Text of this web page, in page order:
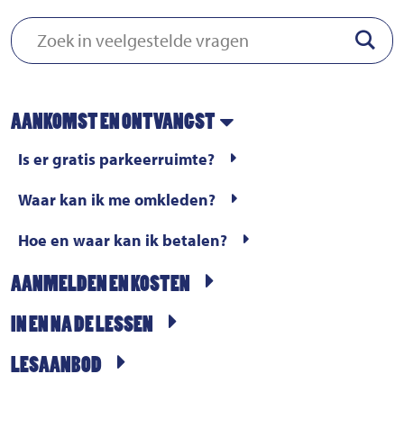
Zoek in veelgestelde vragen
AANKOMST EN ONTVANGST
Is er gratis parkeerruimte?
Waar kan ik me omkleden?
Hoe en waar kan ik betalen?
AANMELDEN EN KOSTEN
IN EN NA DE LESSEN
LESAANBOD